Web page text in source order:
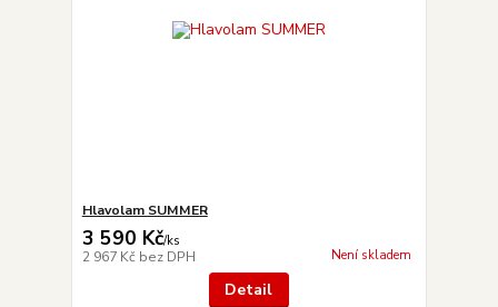
Hlavolam SUMMER
3 590 Kč/ks
2 967 Kč bez DPH Není skladem
Detail